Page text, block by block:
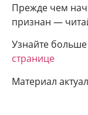
Прежде чем
признан —
Узнайте больше
странице
Материал